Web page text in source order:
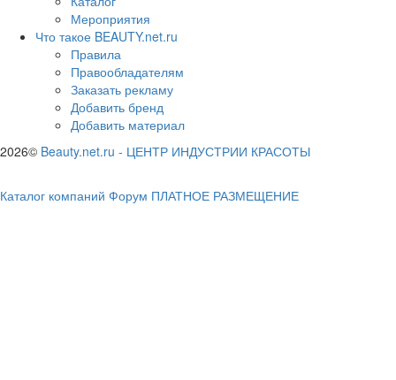
Мероприятия
Что такое BEAUTY.net.ru
Правила
Правообладателям
Заказать рекламу
Добавить бренд
Добавить материал
2026© Beauty.net.ru - ЦЕНТР ИНДУСТРИИ КРАСОТЫ
Каталог компаний Форум ПЛАТНОЕ РАЗМЕЩЕНИЕ